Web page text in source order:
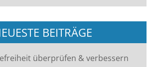
BEITRÄGE
überprüfen & verbessern